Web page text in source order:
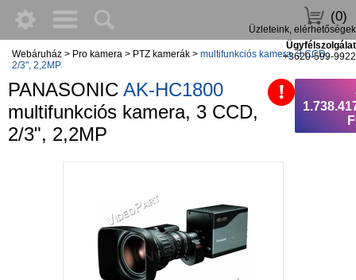
(0)
Üzleteink, elérhetőségek
Ügyfélszolgálat
+3620-599-9922
Webáruház > Pro kamera > PTZ kamerák > multifunkciós kamera, 3 CCD,
2/3", 2,2MP
PANASONIC AK-HC1800
multifunkciós kamera, 3 CCD,
2/3", 2,2MP